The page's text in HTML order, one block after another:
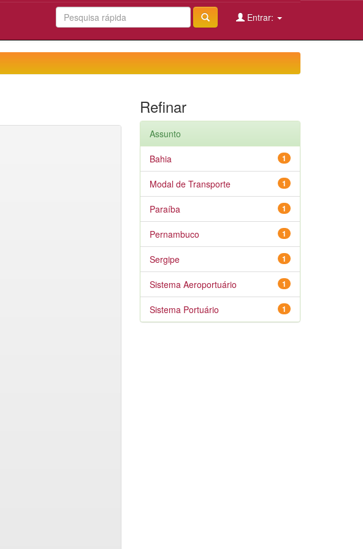
Entrar:
Refinar
Assunto
1
Bahia
1
Modal de Transporte
1
Paraíba
1
Pernambuco
1
Sergipe
1
Sistema Aeroportuário
1
Sistema Portuário